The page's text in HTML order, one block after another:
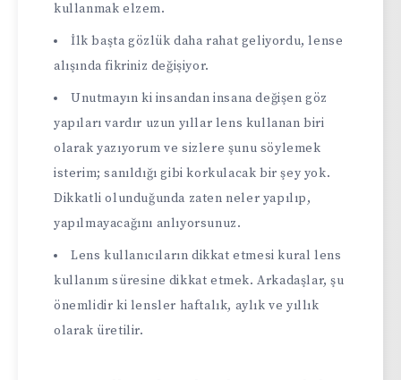
kullanmak elzem.
İlk başta gözlük daha rahat geliyordu, lense
alışında fikriniz değişiyor.
Unutmayın ki insandan insana değişen göz
yapıları vardır uzun yıllar lens kullanan biri
olarak yazıyorum ve sizlere şunu söylemek
isterim; sanıldığı gibi korkulacak bir şey yok.
Dikkatli olunduğunda zaten neler yapılıp,
yapılmayacağını anlıyorsunuz.
Lens kullanıcıların dikkat etmesi kural lens
kullanım süresine dikkat etmek. Arkadaşlar, şu
önemlidir ki lensler haftalık, aylık ve yıllık
olarak üretilir.